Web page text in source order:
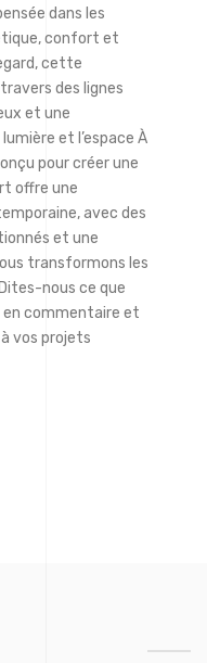
dans les
confort et
cette
des lignes
et une
et l’espace À
pour créer une
offre une
avec des
et une
transformons les
nous ce que
commentaire et
vos projets